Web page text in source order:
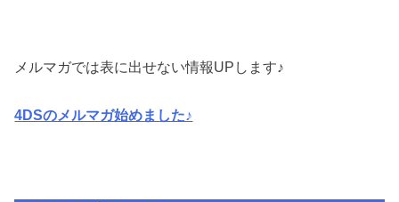
メルマガでは表に出せない情報UPします♪
4DSのメルマガ始めました♪